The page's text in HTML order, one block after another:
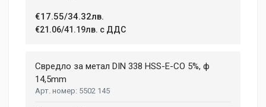
€17.55/34.32лв.
€21.06/41.19лв. с ДДС
Свредло за метал DIN 338 HSS-E-CO 5%, ф
14,5mm
5502 145